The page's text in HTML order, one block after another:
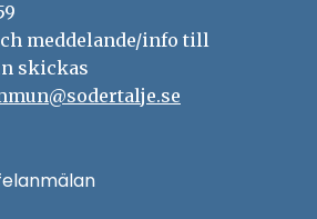
meddelande/info till
skickas